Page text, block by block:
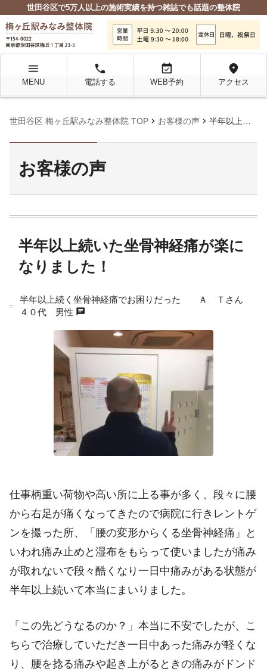
世田谷区で5万人以上の施術実績を持つ雑誌でも話題の整体院
menu
MENU
local_phone
電話する
event_available
WEB予約
location_on
アクセス
世田谷区 梅ヶ丘駅みなみ整体院 TOP chevron_right お客様の声 chevron_right 半年以上続いた坐骨神経痛が楽になりました！
お客様の声
半年以上続いた坐骨神経痛が楽に
なりました！
半年以上続く坐骨神経痛でお困りだった Ａ Ｔさん
４０代 男性 chat
仕事柄重い荷物や高い所に上る事が多く、段々に腰
から右足が痛くなってきたので病院に行きレントゲ
ンを撮った所、「腰の変形からくる坐骨神経痛」と
いわれ痛み止めと湿布をもらって使いましたが痛み
が取れないで段々酷くなり一日中痛みがある状態が
半年以上続いて本当にまいりました。
「この先どうなるのか？」本当に不安でしたが、こ
ちらで治療していただき一日中あった痛みが軽くな
り、腰を捻る痛みや起き上がるときの痛みがドンド